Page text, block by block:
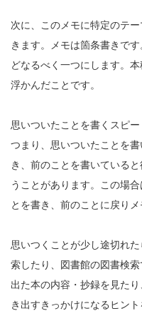
次に、このメモに特定のテ
きます。メモは箇条書きで
どなるべく一つにします。
浮かんだことです。
思いついたことを書くスピ
つまり、思いついたことを
き、前のことを書いている
うことがあります。この場
とを書き、前のことに戻り
思いつくことが少し途切れ
索したり、図書館の図書検
出た本の内容・抄録を見た
き出すきっかけになるヒン